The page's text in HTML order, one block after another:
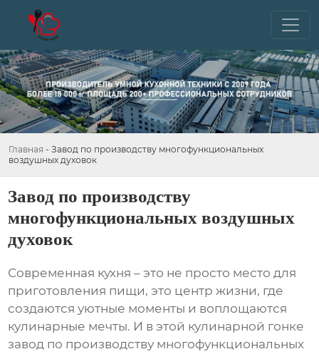
Главная - Завод по производству многофункциональных
воздушных духовок
Завод по производству
многофункциональных воздушных
духовок
Современная кухня – это не просто место для
приготовления пищи, это центр жизни, где
создаются уютные моменты и воплощаются
кулинарные мечты. И в этой кулинарной гонке
завод по производству многофункциональных